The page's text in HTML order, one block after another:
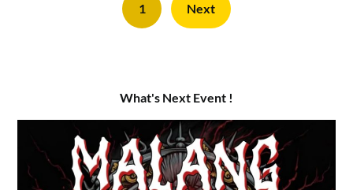
1 Next
What's Next Event !